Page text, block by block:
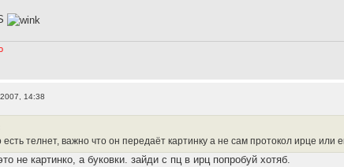
14:38
есть телнет, важно что он передаёт картинку а не сам протокол ирце или
не картинко, а буковки. зайди с пц в ирц попробуй хотяб.